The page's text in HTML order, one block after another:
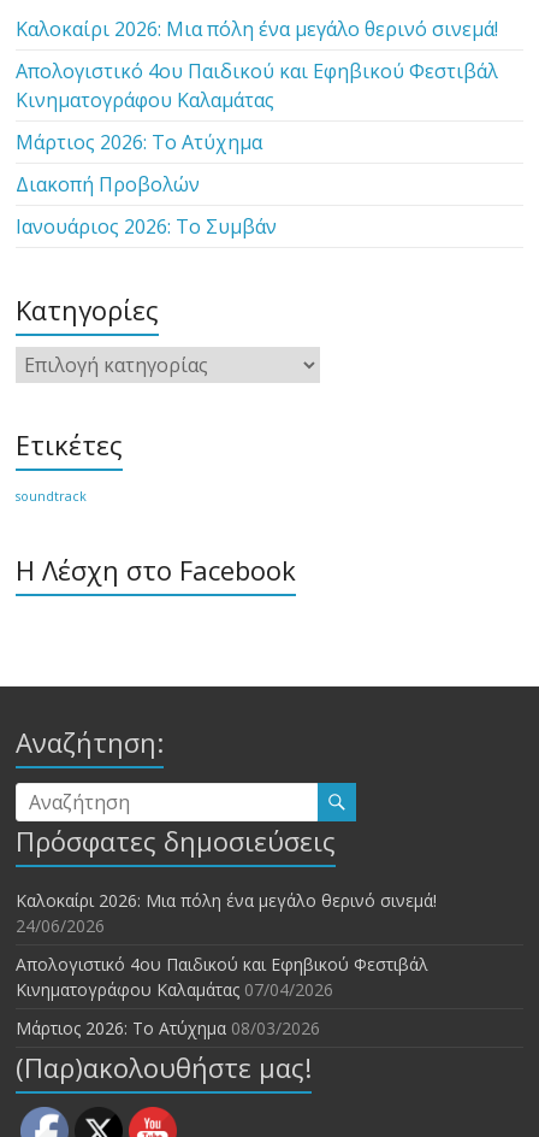
Καλοκαίρι 2026: Μια πόλη ένα μεγάλο θερινό σινεμά!
Απολογιστικό 4ου Παιδικού και Εφηβικού Φεστιβάλ
Κινηματογράφου Καλαμάτας
Μάρτιος 2026: Το Ατύχημα
Διακοπή Προβολών
Ιανουάριος 2026: Το Συμβάν
Κατηγορίες
Κατηγορίες
Ετικέτες
soundtrack
Η Λέσχη στο Facebook
Αναζήτηση:
Πρόσφατες δημοσιεύσεις
Καλοκαίρι 2026: Μια πόλη ένα μεγάλο θερινό σινεμά!
24/06/2026
Απολογιστικό 4ου Παιδικού και Εφηβικού Φεστιβάλ
Κινηματογράφου Καλαμάτας 07/04/2026
Μάρτιος 2026: Το Ατύχημα 08/03/2026
(Παρ)ακολουθήστε μας!